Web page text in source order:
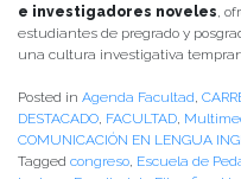
e investigadores noveles ,
estudiantes de pregrado y
una cultura investigativa
Posted in Agenda Facultad
DESTACADO FACULTAD
COMUNICACIÓN EN LENGUA
Tagged congreso Escuela de